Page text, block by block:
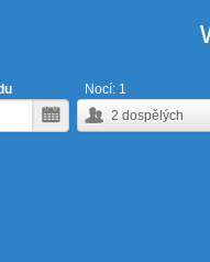
2 dospělých
Nocí: 1